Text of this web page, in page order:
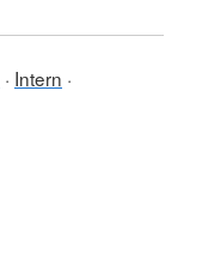
Intern